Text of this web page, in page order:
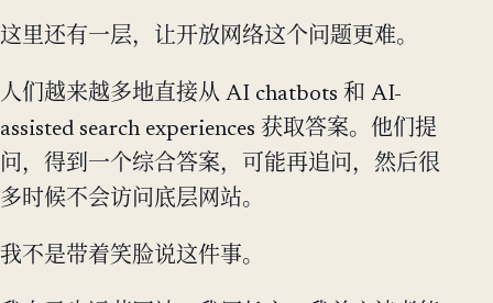
这里还有一层，让开放网络这个问题更难。
人们越来越多地直接从 AI chatbots 和 AI-
assisted search experiences 获取答案。他们提
问，得到一个综合答案，可能再追问，然后很
多时候不会访问底层网站。
我不是带着笑脸说这件事。